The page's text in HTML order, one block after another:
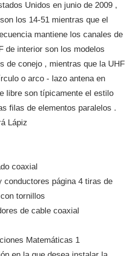
Unidos en junio de 2009 ,
los 14-51 mientras que el
mantiene los canales de
de interior son los modelos
de conejo , mientras que la UHF
o arco - lazo antena en
libre son típicamente el estilo
filas de elementos paralelos .
Lápiz
coaxial
conductores página 4 tiras de
tornillos
de cable coaxial
Matemáticas 1